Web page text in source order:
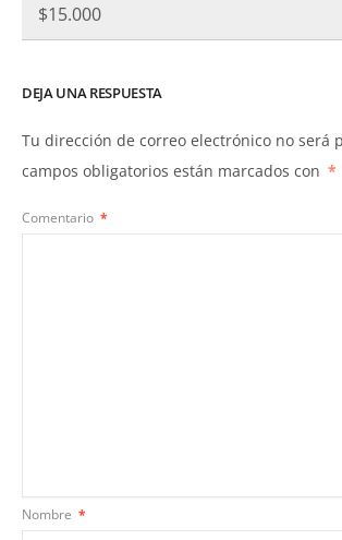
$15.000
DEJA UNA RESPUESTA
Tu dirección de correo electrónico no será
campos obligatorios están marcados con *
Comentario *
Nombre *